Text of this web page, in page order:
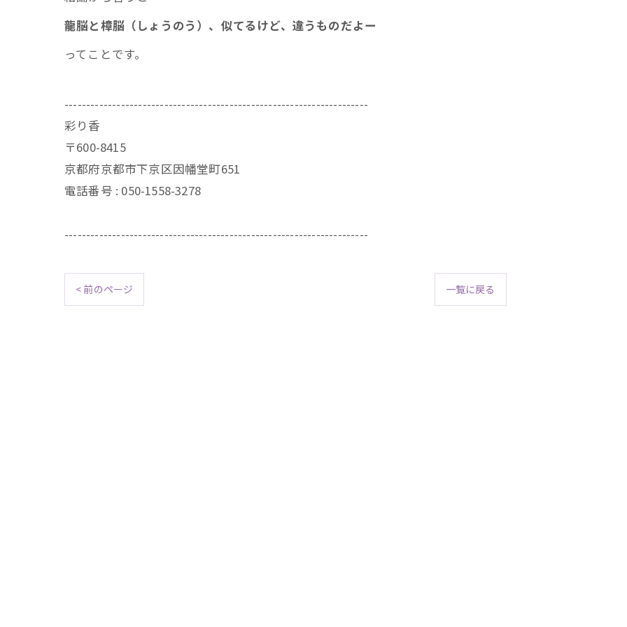
龍脳と樟脳（しょうのう）、似てるけど、違うものだよー
ってことです。
----------------------------------------------------------------------
彩り香
〒600-8415
京都府京都市下京区因幡堂町651
電話番号 : 050-1558-3278
----------------------------------------------------------------------
< 前のページ 一覧に戻る